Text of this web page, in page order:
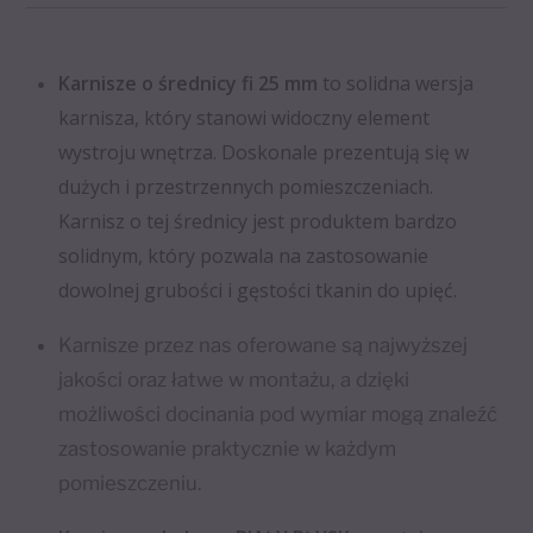
Karnisze o średnicy fi 25 mm to solidna wersja
karnisza, który stanowi widoczny element
wystroju wnętrza. Doskonale prezentują się w
dużych i przestrzennych pomieszczeniach.
Karnisz o tej średnicy jest produktem bardzo
solidnym, który pozwala na zastosowanie
dowolnej grubości i gęstości tkanin do upięć.
Karnisze przez nas oferowane są najwyższej
jakości oraz łatwe w montażu, a dzięki
możliwości docinania pod wymiar mogą znaleźć
zastosowanie praktycznie w każdym
pomieszczeniu.